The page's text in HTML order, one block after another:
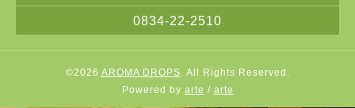
0834-22-2510
©2026 AROMA DROPS. All Rights Reserved.
Powered by arte / arte